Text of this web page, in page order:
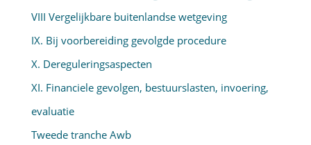
VIII Vergelijkbare buitenlandse wetgeving
IX. Bij voorbereiding gevolgde procedure
X. Dereguleringsaspecten
XI. Financiele gevolgen, bestuurslasten, invoering,
evaluatie
Tweede tranche Awb